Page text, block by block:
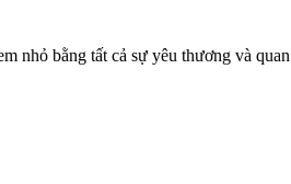
nhỏ bằng tất cả sự yêu thương và